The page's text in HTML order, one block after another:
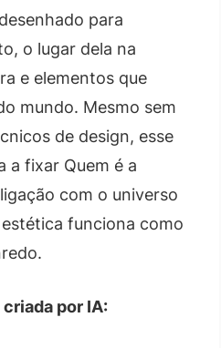
para
o lugar dela na
e elementos que
mundo. Mesmo sem
de design, esse
a fixar Quem é a
com o universo
funciona como
por IA: